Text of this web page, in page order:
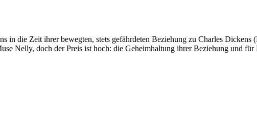
die Zeit ihrer bewegten, stets gefährdeten Beziehung zu Charles Dickens
Nelly, doch der Preis ist hoch: die Geheimhaltung ihrer Beziehung und